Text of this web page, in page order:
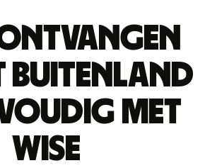
buitenland
met
Wise